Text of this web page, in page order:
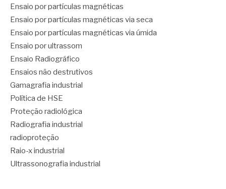
Ensaio por partículas magnéticas
Ensaio por partículas magnéticas via seca
Ensaio por partículas magnéticas via úmida
Ensaio por ultrassom
Ensaio Radiográfico
Ensaios não destrutivos
Gamagrafia industrial
Política de HSE
Proteção radiológica
Radiografia industrial
radioproteção
Raio-x industrial
Ultrassonografia industrial